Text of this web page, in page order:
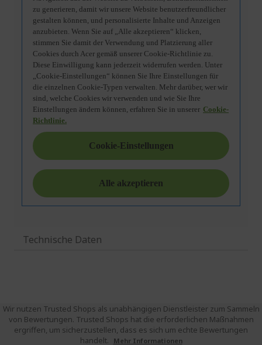
Technische Daten
Wir nutzen Trusted Shops als unabhängigen Dienstleister zum Sammeln
von Bewertungen. Trusted Shops hat die erforderlichen Maßnahmen
ergriffen, um sicherzustellen, dass es sich um echte Bewertungen
handelt.
Mehr Informationen